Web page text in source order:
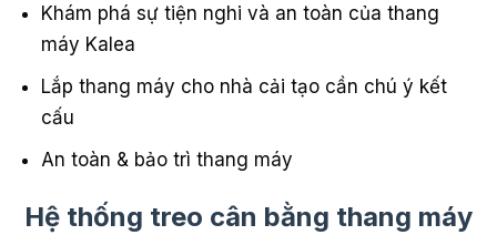
Khám phá sự tiện nghi và an toàn của thang
máy Kalea
Lắp thang máy cho nhà cải tạo cần chú ý kết
cấu
An toàn & bảo trì thang máy
Hệ thống treo cân bằng thang máy